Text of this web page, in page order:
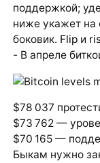
поддержкой;
ниже укажет на
боковик. Flipи
- В апреле
$78 037
$73 762 —
$70 165 —
Быкам нужно